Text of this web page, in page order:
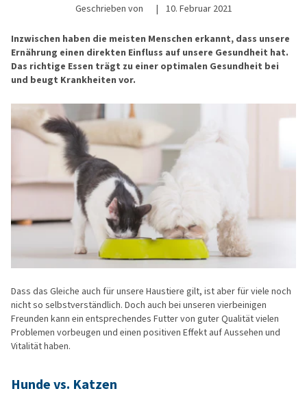
Geschrieben von | 10. Februar 2021
Inzwischen haben die meisten Menschen erkannt, dass unsere
Ernährung einen direkten Einfluss auf unsere Gesundheit hat.
Das richtige Essen trägt zu einer optimalen Gesundheit bei
und beugt Krankheiten vor.
Dass das Gleiche auch für unsere Haustiere gilt, ist aber für viele noch
nicht so selbstverständlich. Doch auch bei unseren vierbeinigen
Freunden kann ein entsprechendes Futter von guter Qualität vielen
Problemen vorbeugen und einen positiven Effekt auf Aussehen und
Vitalität haben.
Hunde vs. Katzen